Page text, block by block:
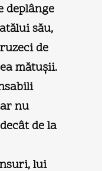
deplânge
său,
de
mătuşii.
nu
de la
lui